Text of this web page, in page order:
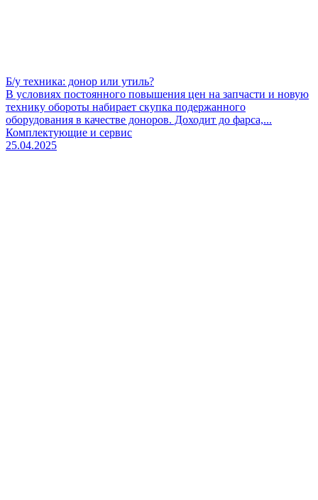
Б/у техника: донор или утиль?
В условиях постоянного повышения цен на запчасти и новую
технику обороты набирает скупка подержанного
оборудования в качестве доноров. Доходит до фарса,...
Комплектующие и сервис
25.04.2025